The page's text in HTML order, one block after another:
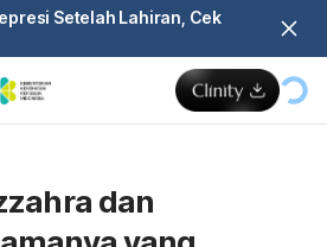
Setelah Lahiran, Cek
dan